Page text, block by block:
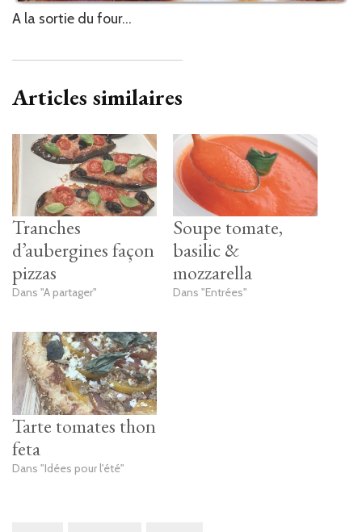
A la sortie du four…
Articles similaires
Tranches
d’aubergines façon
pizzas
Dans "A partager"
Soupe tomate,
basilic &
mozzarella
Dans "Entrées"
Tarte tomates thon
feta
Dans "Idées pour l'été"